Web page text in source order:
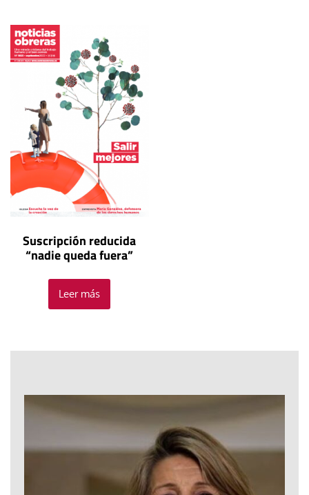
Suscripción reducida
“nadie queda fuera”
Leer más